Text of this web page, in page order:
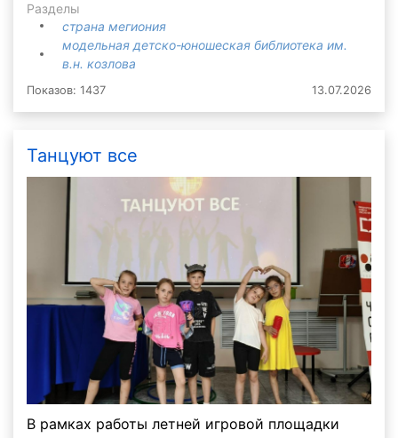
Разделы
страна мегиония
модельная детско-юношеская библиотека им.
в.н. козлова
Показов: 1437 13.07.2026
Танцуют все
В рамках работы летней игровой площадки